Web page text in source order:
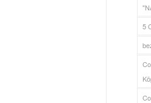
5